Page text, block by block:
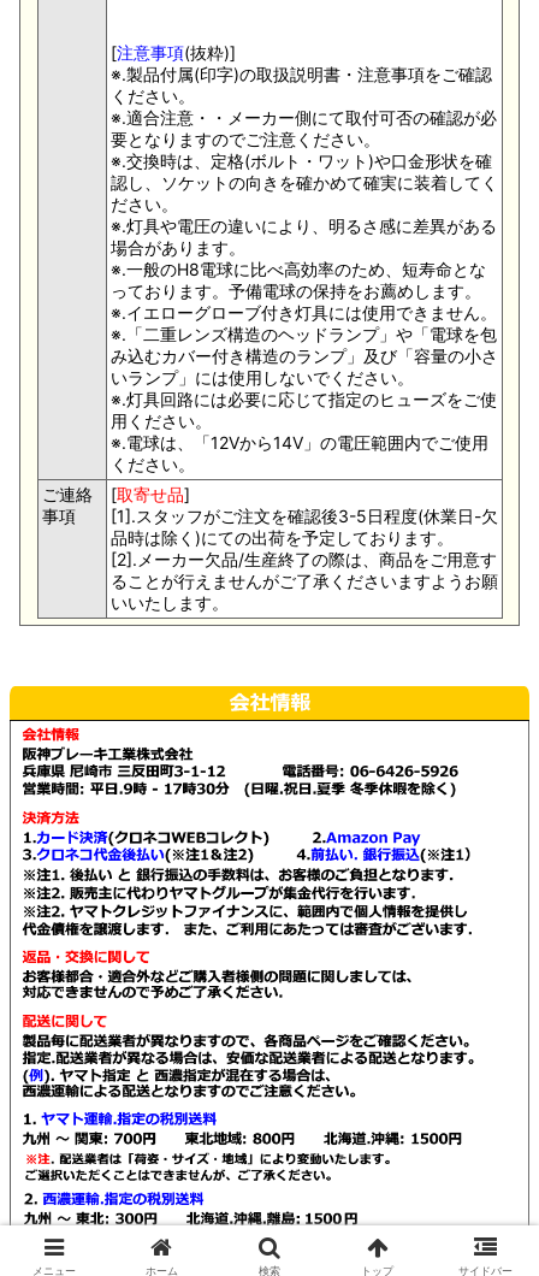
[注意事項(抜粋)]
※.製品付属(印字)の取扱説明書・注意事項をご確認
ください。
※.適合注意・・メーカー側にて取付可否の確認が必
要となりますのでご注意ください。
※.交換時は、定格(ボルト・ワット)や口金形状を確
認し、ソケットの向きを確かめて確実に装着してく
ださい。
※.灯具や電圧の違いにより、明るさ感に差異がある
場合があります。
※.一般のH8電球に比べ高効率のため、短寿命とな
っております。予備電球の保持をお薦めします。
※.イエローグローブ付き灯具には使用できません。
※.「二重レンズ構造のヘッドランプ」や「電球を包
み込むカバー付き構造のランプ」及び「容量の小さ
いランプ」には使用しないでください。
※.灯具回路には必要に応じて指定のヒューズをご使
用ください。
※.電球は、「12Vから14V」の電圧範囲内でご使用
ください。
ご連絡
事項
[取寄せ品]
[1].スタッフがご注文を確認後3-5日程度(休業日-欠
品時は除く)にての出荷を予定しております。
[2].メーカー欠品/生産終了の際は、商品をご用意す
ることが行えませんがご了承くださいますようお願
いいたします。
© 2021 Kendall販売店 阪神ブレーキ工業.
メニュー ホーム 検索 トップ サイドバー